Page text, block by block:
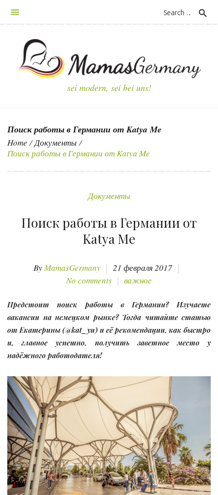
search
sei modern, sei bei uns!
Поиск работы в Германии от Katya Me
Home / Документы /
Поиск работы в Германии от Katya Me
Документы
Поиск работы в Германии от
Katya Me
ByMamasGermany
21 февраля 2017
No comments
важное
Предстоит поиск работы в Германии? Изучаете
вакансии на немецком рынке? Тогда читайте статью
от Екатерины (@kat_yu) и её рекомендации, как быстро
и, главное успешно, получить заветное место у
надёжного работодателя!